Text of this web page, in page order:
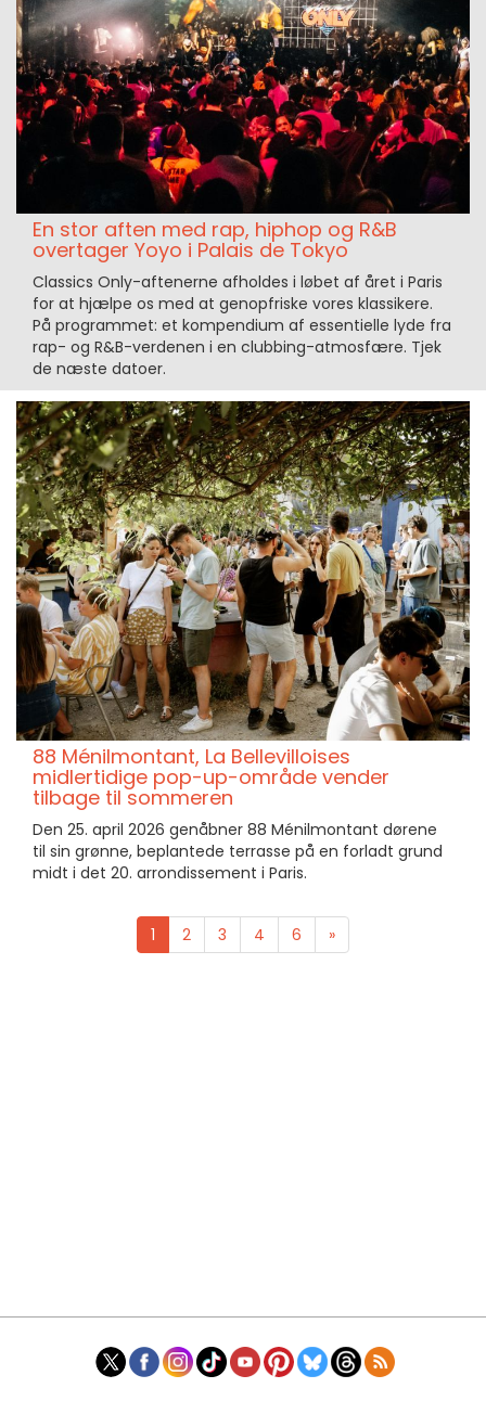
En stor aften med rap, hiphop og R&B
overtager Yoyo i Palais de Tokyo
Classics Only-aftenerne afholdes i løbet af året i Paris
for at hjælpe os med at genopfriske vores klassikere.
På programmet: et kompendium af essentielle lyde fra
rap- og R&B-verdenen i en clubbing-atmosfære. Tjek
de næste datoer.
88 Ménilmontant, La Bellevilloises
midlertidige pop-up-område vender
tilbage til sommeren
Den 25. april 2026 genåbner 88 Ménilmontant dørene
til sin grønne, beplantede terrasse på en forladt grund
midt i det 20. arrondissement i Paris.
1 2 3 4 6 »